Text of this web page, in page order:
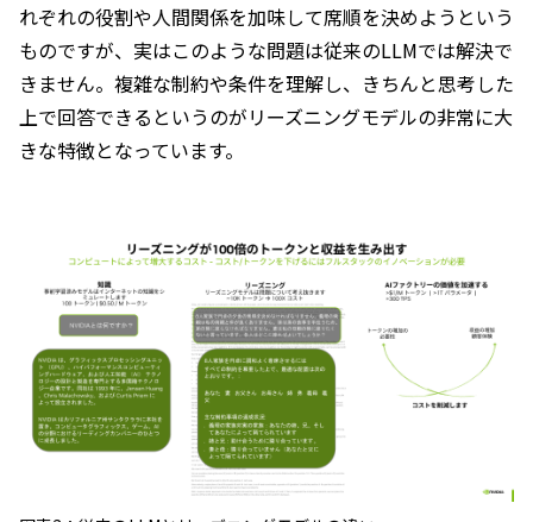
れぞれの役割や人間関係を加味して席順を決めようという
ものですが、実はこのような問題は従来のLLMでは解決で
きません。複雑な制約や条件を理解し、きちんと思考した
上で回答できるというのがリーズニングモデルの非常に大
きな特徴となっています。